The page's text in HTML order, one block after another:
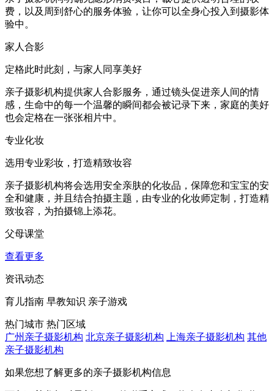
费，以及周到舒心的服务体验，让你可以全身心投入到摄影体
验中。
家人合影
定格此时此刻，与家人同享美好
亲子摄影机构提供家人合影服务，通过镜头促进亲人间的情
感，生命中的每一个温馨的瞬间都会被记录下来，家庭的美好
也会定格在一张张相片中。
专业化妆
选用专业彩妆，打造精致妆容
亲子摄影机构将会选用安全亲肤的化妆品，保障您和宝宝的安
全和健康，并且结合拍摄主题，由专业的化妆师定制，打造精
致妆容，为拍摄锦上添花。
父母课堂
查看更多
资讯动态
育儿指南 早教知识 亲子游戏
热门城市 热门区域
广州亲子摄影机构 北京亲子摄影机构 上海亲子摄影机构 其他
亲子摄影机构
如果您想了解更多的亲子摄影机构信息